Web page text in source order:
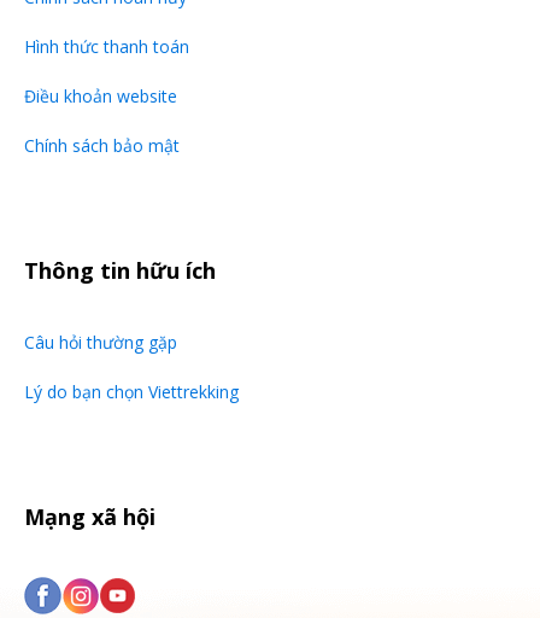
Hình thức thanh toán
Điều khoản website
Chính sách bảo mật
Thông tin hữu ích
Câu hỏi thường gặp
Lý do bạn chọn Viettrekking
Mạng xã hội